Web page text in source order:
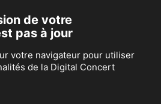
de votre
pas à jour
votre navigateur pour utiliser
de la Digital Concert